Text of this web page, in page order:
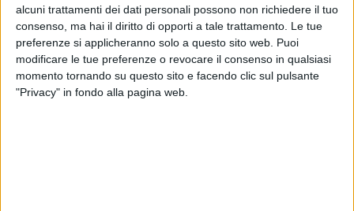
alcuni trattamenti dei dati personali possono non richiedere il tuo
consenso, ma hai il diritto di opporti a tale trattamento. Le tue
preferenze si applicheranno solo a questo sito web. Puoi
modificare le tue preferenze o revocare il consenso in qualsiasi
momento tornando su questo sito e facendo clic sul pulsante
"Privacy" in fondo alla pagina web.